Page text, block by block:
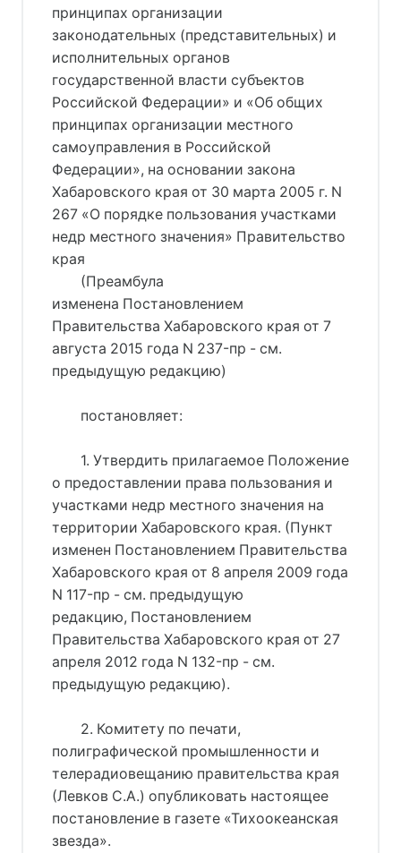
принципах организации
законодательных (представительных) и
исполнительных органов
государственной власти субъектов
Российской Федерации» и «Об общих
принципах организации местного
самоуправления в Российской
Федерации», на основании закона
Хабаровского края от 30 марта 2005 г. N
267 «О порядке пользования участками
недр местного значения» Правительство
края
(Преамбула
изменена Постановлением
Правительства Хабаровского края от 7
августа 2015 года N 237-пр - см.
предыдущую редакцию)
постановляет:
1. Утвердить прилагаемое Положение
о предоставлении права пользования и
участками недр местного значения на
территории Хабаровского края. (Пункт
изменен Постановлением Правительства
Хабаровского края от 8 апреля 2009 года
N 117-пр - см. предыдущую
редакцию, Постановлением
Правительства Хабаровского края от 27
апреля 2012 года N 132-пр - см.
предыдущую редакцию).
2. Комитету по печати,
полиграфической промышленности и
телерадиовещанию правительства края
(Левков С.А.) опубликовать настоящее
постановление в газете «Тихоокеанская
звезда».